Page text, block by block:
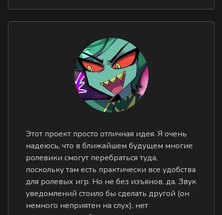
Этот проект просто отличная идея. Я очень
надеюсь, что в ближайшем будущем многие
ролевики смогут перебраться туда,
поскольку там есть практически все удобства
для ролевых игр. Но не без изъянов, да. Звук
уведомлений стоило бы сделать другой (он
немного неприятен на слух), нет